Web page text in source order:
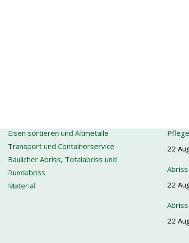
Eisen sortieren und Altmetalle
Transport und Containerservice
Baulicher Abriss, Totalabriss und
Rundabriss
Material
22
22
22